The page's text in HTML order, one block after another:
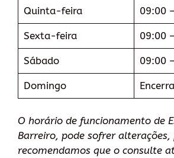
Quinta-feira 09:00
Sexta-feira 09:00
Sábado 09:00
Domingo
O horário de funcionamento de
Barreiro, pode sofrer alterações,
recomendamos que o consulte